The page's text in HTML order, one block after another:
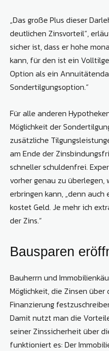
„Das große Plus dieser
deutlichen Zinsvorteil“,
sicher ist, dass er hohe
kann, für den ist ein
Option als ein
Sondertilgungsoption.“
Für alle anderen
Möglichkeit der
zusätzliche
am Ende der
schneller schuldenfrei.
vorher genau zu
erbringen kann, „denn
kostet Geld. Je mehr ich
der Zins.“
Bausparen
Bauherrn und
Möglichkeit, die Zinsen
Finanzierung
Damit nutzt man die
seiner Zinssicherheit über
funktioniert es: Der